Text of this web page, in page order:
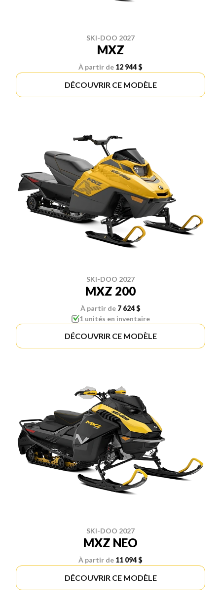
SKI-DOO 2027
MXZ
À partir de 12 944 $
DÉCOUVRIR CE MODÈLE
SKI-DOO 2027
MXZ 200
À partir de 7 624 $
1 unités en inventaire
DÉCOUVRIR CE MODÈLE
SKI-DOO 2027
MXZ NEO
À partir de 11 094 $
DÉCOUVRIR CE MODÈLE